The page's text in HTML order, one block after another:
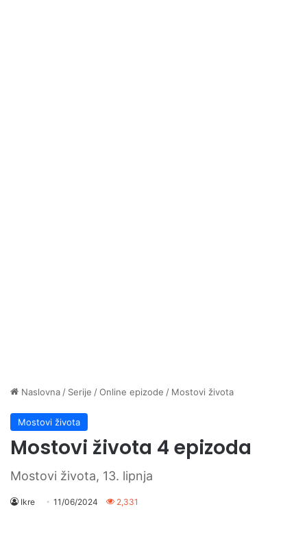
Naslovna / Serije /Online epizode / Mostovi života
Mostovi života
Mostovi života 4 epizoda
Mostovi života, 13. lipnja
Ikre 11/06/2024 2,331